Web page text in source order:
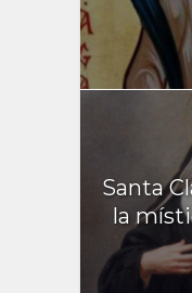
Santa
la